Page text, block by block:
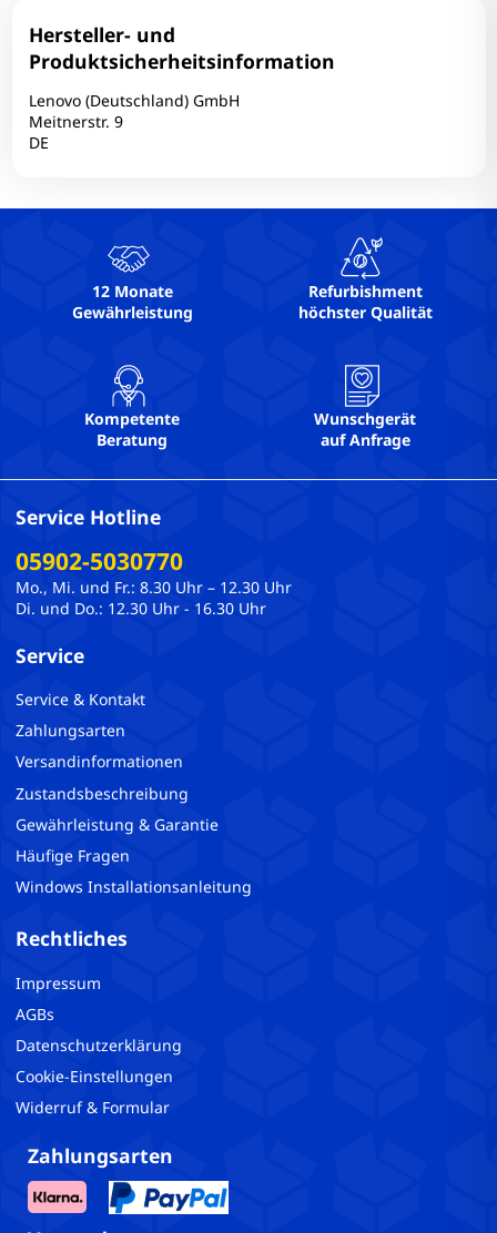
Technischer Zustand: Einwandfrei
Touchscreen: Nein
USB3: 1
Webcam: Ja
Hersteller- und
Produktsicherheitsinformation
Lenovo (Deutschland) GmbH
Meitnerstr. 9
DE
12 Monate
Gewährleistung
Refurbishment
höchster Qualität
Kompetente
Beratung
Wunschgerät
auf Anfrage
Service Hotline
05902-5030770
Mo., Mi. und Fr.: 8.30 Uhr – 12.30 Uhr
Di. und Do.: 12.30 Uhr - 16.30 Uhr
Service
Service & Kontakt
Zahlungsarten
Versandinformationen
Zustandsbeschreibung
Gewährleistung & Garantie
Häufige Fragen
Windows Installationsanleitung
Rechtliches
Impressum
AGBs
Datenschutzerklärung
Cookie-Einstellungen
Widerruf & Formular
Zahlungsarten